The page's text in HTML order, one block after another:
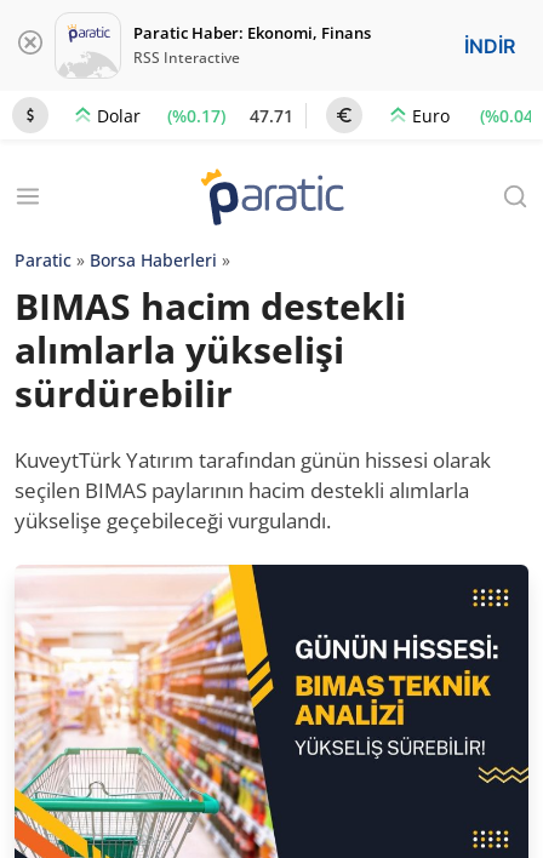
Paratic Haber: Ekonomi, Finans
RSS Interactive İNDİR
Dolar (%0.17) 47.71 Euro (%0.04)
Paratic » Borsa Haberleri »
BIMAS hacim destekli
alımlarla yükselişi
sürdürebilir
KuveytTürk Yatırım tarafından günün hissesi olarak
seçilen BIMAS paylarının hacim destekli alımlarla
yükselişe geçebileceği vurgulandı.